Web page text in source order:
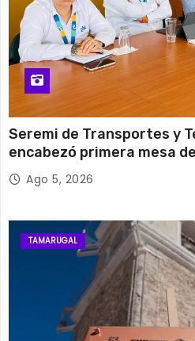
Seremi de Transportes y
encabezó primera mesa
retiro de cables en desuso
Ago 5, 2026
TAMARUGAL